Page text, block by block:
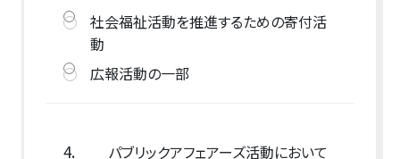
社会福祉活動を推進するための寄付活
動
広報活動の一部
4.
パブリックアフェアーズ活動において